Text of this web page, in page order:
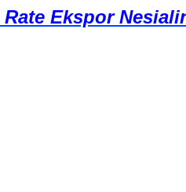
Rate Ekspor